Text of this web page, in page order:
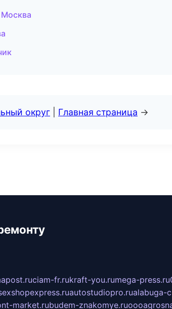
округ Главная страница →
ciam-fr.rukraft-you.rumega-press.ru
autostudiopro.rualabuga-
market.rubudem-znakomye.ru